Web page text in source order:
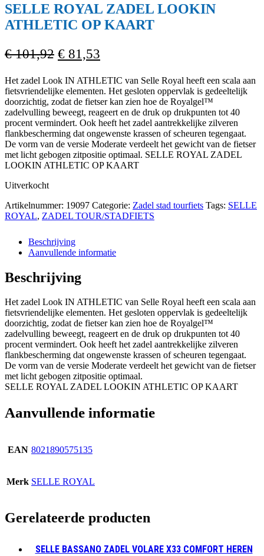
SELLE ROYAL ZADEL LOOKIN
ATHLETIC OP KAART
€101,92 Oorspronkelijke
was:
€ 101,92.
€ 81,53
is:
€ 81,53.
Het zadel Look IN ATHLETIC van Selle Royal heeft een scala aan
fietsvriendelijke elementen. Het gesloten oppervlak is gedeeltelijk
doorzichtig, zodat de fietser kan zien hoe de Royalgel™
zadelvulling beweegt, reageert en de druk op drukpunten tot 40
procent vermindert. Ook heeft het zadel aantrekkelijke zilveren
flankbescherming dat ongewenste krassen of scheuren tegengaat.
De vorm van de versie Moderate verdeelt het gewicht van de fietser
met licht gebogen zitpositie optimaal. SELLE ROYAL ZADEL
LOOKIN ATHLETIC OP KAART
Uitverkocht
Artikelnummer: 19097 Categorie: Zadel stad tourfiets Tags: SELLE
ROYAL, ZADEL TOUR/STADFIETS
Beschrijving
Aanvullende informatie
Beschrijving
Het zadel Look IN ATHLETIC van Selle Royal heeft een scala aan
fietsvriendelijke elementen. Het gesloten oppervlak is gedeeltelijk
doorzichtig, zodat de fietser kan zien hoe de Royalgel™
zadelvulling beweegt, reageert en de druk op drukpunten tot 40
procent vermindert. Ook heeft het zadel aantrekkelijke zilveren
flankbescherming dat ongewenste krassen of scheuren tegengaat.
De vorm van de versie Moderate verdeelt het gewicht van de fietser
met licht gebogen zitpositie optimaal.
SELLE ROYAL ZADEL LOOKIN ATHLETIC OP KAART
Aanvullende informatie
EAN 8021890575135
Merk SELLE ROYAL
Gerelateerde producten
SELLE BASSANO ZADEL VOLARE X33 COMFORT HEREN